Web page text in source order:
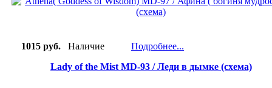
1015 руб. Наличие
Подробнее...
Lady of the Mist MD-93 / Леди в дымке (схема)